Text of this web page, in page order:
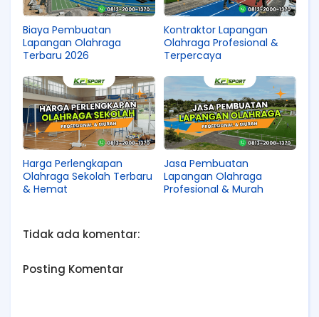
Biaya Pembuatan
Lapangan Olahraga
Terbaru 2026
Kontraktor Lapangan
Olahraga Profesional &
Terpercaya
Harga Perlengkapan
Olahraga Sekolah Terbaru
& Hemat
Jasa Pembuatan
Lapangan Olahraga
Profesional & Murah
Tidak ada komentar:
Posting Komentar